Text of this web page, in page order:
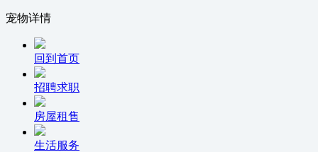
宠物详情
回到首页
招聘求职
房屋租售
生活服务